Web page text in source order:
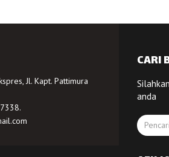
Jl. Kapt. Pattimura
CARI
anda